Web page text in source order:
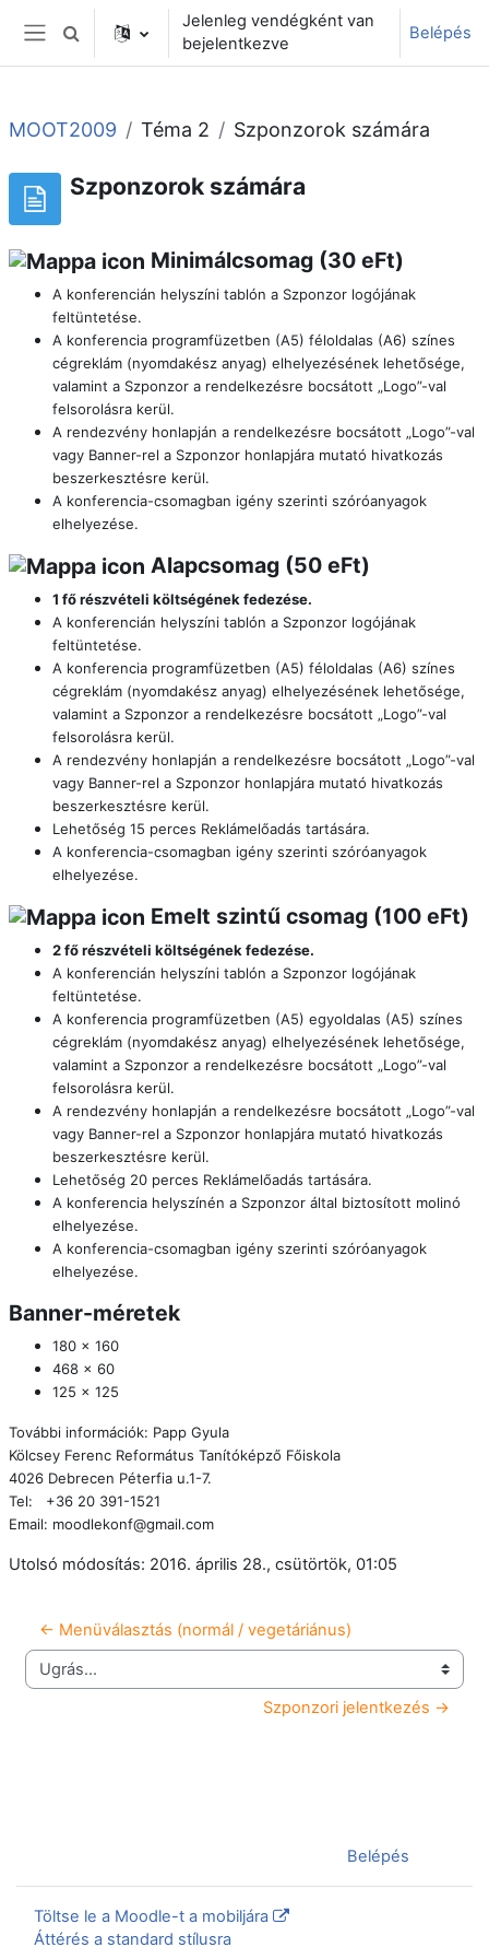
Tovább a fő tartalomhoz
Oldalpanel
Keresési bemeneti adatok váltása
Jelenleg vendégként van
bejelentkezve
Belépés
MOOT2009 Téma 2 Szponzorok számára
Szponzorok számára
Minimálcsomag (30 eFt)
A konferencián helyszíni tablón a Szponzor logójának
feltüntetése.
A konferencia programfüzetben (A5) féloldalas (A6) színes
cégreklám (nyomdakész anyag) elhelyezésének lehetősége,
valamint a Szponzor a rendelkezésre bocsátott „Logo”-val
felsorolásra kerül.
A rendezvény honlapján a rendelkezésre bocsátott „Logo”-val
vagy Banner-rel a Szponzor honlapjára mutató hivatkozás
beszerkesztésre kerül.
A konferencia-csomagban igény szerinti szóróanyagok
elhelyezése.
Alapcsomag (50 eFt)
1 fő részvételi költségének fedezése.
A konferencián helyszíni tablón a Szponzor logójának
feltüntetése.
A konferencia programfüzetben (A5) féloldalas (A6) színes
cégreklám (nyomdakész anyag) elhelyezésének lehetősége,
valamint a Szponzor a rendelkezésre bocsátott „Logo”-val
felsorolásra kerül.
A rendezvény honlapján a rendelkezésre bocsátott „Logo”-val
vagy Banner-rel a Szponzor honlapjára mutató hivatkozás
beszerkesztésre kerül.
Lehetőség 15 perces Reklámelőadás tartására.
A konferencia-csomagban igény szerinti szóróanyagok
elhelyezése.
Emelt szintű csomag (100 eFt)
2 fő részvételi költségének fedezése.
A konferencián helyszíni tablón a Szponzor logójának
feltüntetése.
A konferencia programfüzetben (A5) egyoldalas (A5) színes
cégreklám (nyomdakész anyag) elhelyezésének lehetősége,
valamint a Szponzor a rendelkezésre bocsátott „Logo”-val
felsorolásra kerül.
A rendezvény honlapján a rendelkezésre bocsátott „Logo”-val
vagy Banner-rel a Szponzor honlapjára mutató hivatkozás
beszerkesztésre kerül.
Lehetőség 20 perces Reklámelőadás tartására.
A konferencia helyszínén a Szponzor által biztosított molinó
elhelyezése.
A konferencia-csomagban igény szerinti szóróanyagok
elhelyezése.
Banner-méretek
180 x 160
468 x 60
125 x 125
További információk: Papp Gyula
Kölcsey Ferenc Református Tanítóképző Főiskola
4026 Debrecen Péterfia u.1-7.
Tel:
+36 20 391-1521
Email: moodlekonf@gmail.com
Utolsó módosítás: 2016. április 28., csütörtök, 01:05
← Menüválasztás (normál / vegetáriánus)
Ugrás...
Szponzori jelentkezés →
Belépés
Töltse le a Moodle-t a mobiljára
Áttérés a standard stílusra